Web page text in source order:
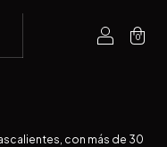
0
con más de 30